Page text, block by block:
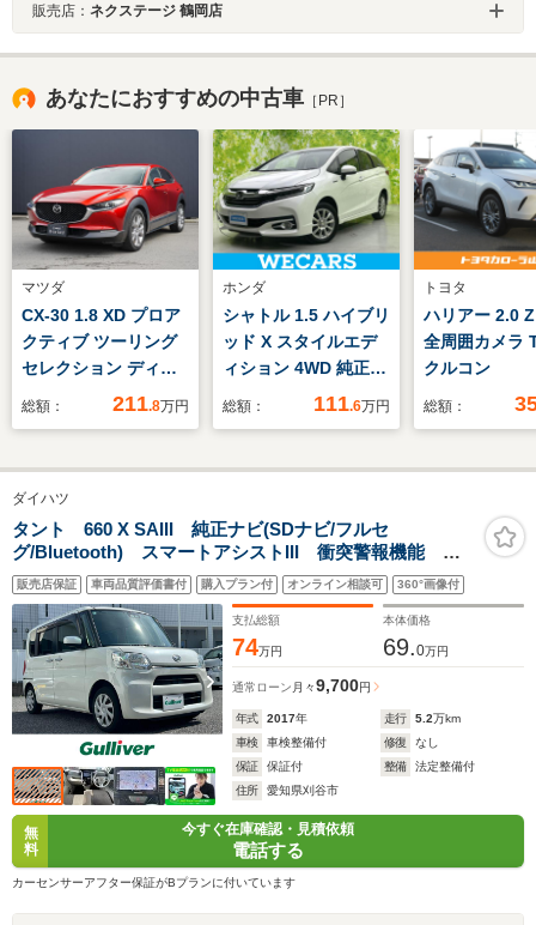
販売店： ネクステージ 鶴岡店
あなたにおすすめの中古車 ［PR］
マツダ
CX-30 1.8 XD プロア
クティブ ツーリング
セレクション ディー
ゼルターボ マツダ認
総額： 211.8万円
ホンダ
シャトル 1.5 ハイブリ
ッド X スタイルエデ
ィション 4WD 純正
SDナビ/衝突安全装置/
LED/Bluetooth接
滑り防止装置/アイド
リングストップ/バッ
クモニター/フルセグ
TV/DVD
総額： 111.6万円
トヨタ
ハリアー 2.0
全周囲カメラ
クルコン
総額：
ダイハツ
タント 660 X SAIII 純正ナビ(SDナビ/フルセ
グ/Bluetooth) スマートアシストIII 衝突警報機能 衝
突回避支援ブレーキ機能 誤発進抑制制御機能 車線逸
脱警報機能 オートハイビーム
販売店保証 車両品質評価書付 購入プラン付 オンライン相談可 360°画像付
支払総額
74万円
本体価格
69.0万円
通常ローン 月々9,700円
年式 2017年 走行 5.2万km
車検
車検整備付 修復
なし
保証
保証付 整備
法定整備付
住所
愛知県刈谷市
無
料
今すぐ在庫確認・見積依頼
電話する
カーセンサーアフター保証がBプランに付いています